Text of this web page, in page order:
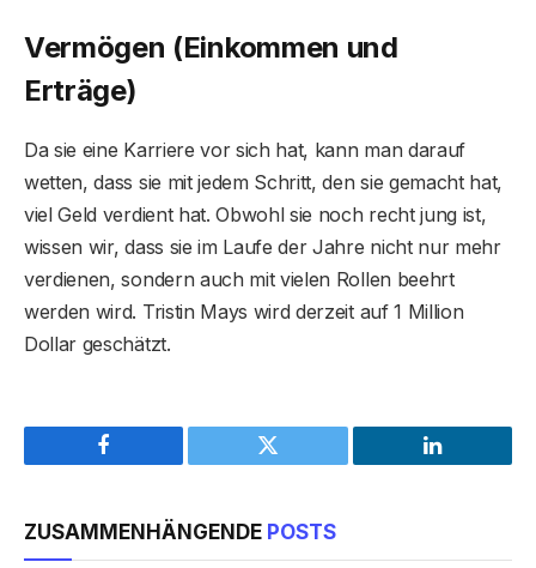
Vermögen (Einkommen und
Erträge)
Da sie eine Karriere vor sich hat, kann man darauf
wetten, dass sie mit jedem Schritt, den sie gemacht hat,
viel Geld verdient hat. Obwohl sie noch recht jung ist,
wissen wir, dass sie im Laufe der Jahre nicht nur mehr
verdienen, sondern auch mit vielen Rollen beehrt
werden wird. Tristin Mays wird derzeit auf 1 Million
Dollar geschätzt.
Facebook Twitter LinkedIn
ZUSAMMENHÄNGENDE POSTS